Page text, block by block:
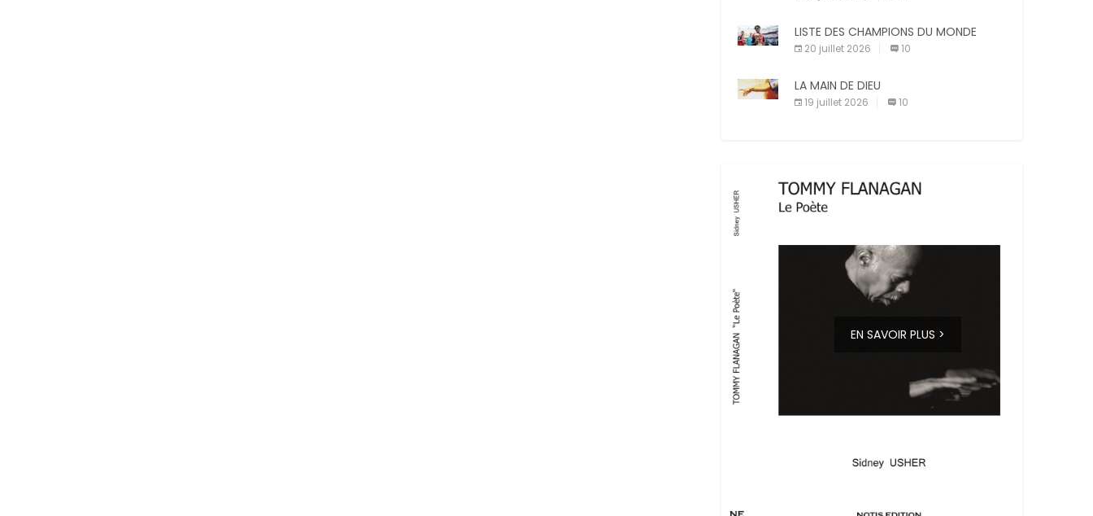
LISTE DES CHAMPIONS DU MONDE
20 juillet 2026 10
LA MAIN DE DIEU
19 juillet 2026 10
EN SAVOIR PLUS >